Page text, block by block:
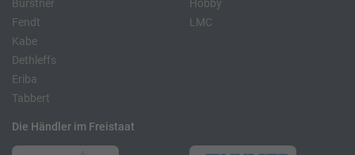
Bürstner
Fendt
Kabe
Hobby
LMC
Dethleffs
Eriba
Tabbert
Die Händler im Freistaat